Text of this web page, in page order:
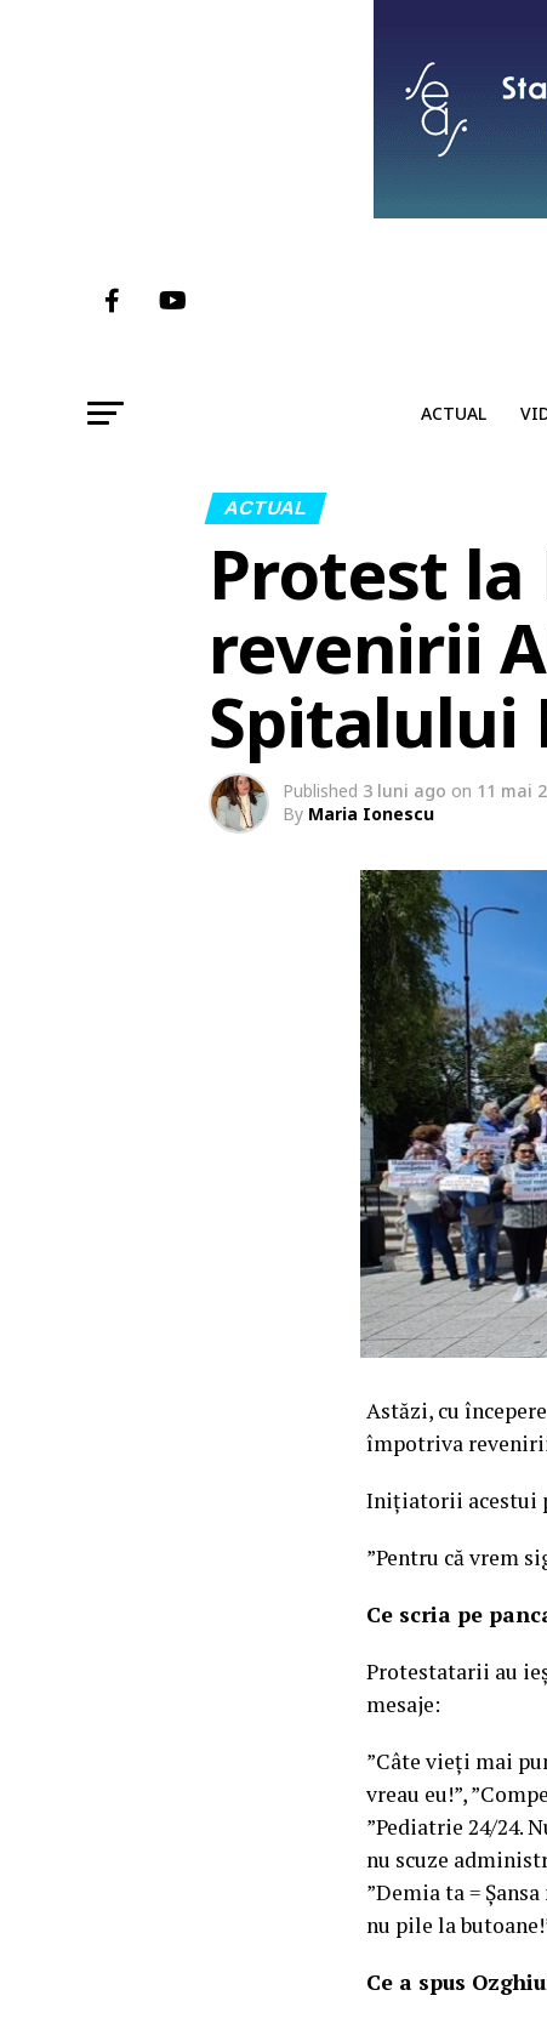
ACTUAL
ACTUAL
Protest
revenirii
Spitalului
Published 3 luni ago on 11 mai
By Maria Ionescu
Astăzi, cu
împotriva
Inițiatorii acestui
”Pentru că vrem
Ce scria pe
Protestatarii au
mesaje:
”Câte vieți mai
vreau eu!”,
”Pediatrie 24/24.
nu scuze
”Demia ta =
nu pile la
Ce a spus